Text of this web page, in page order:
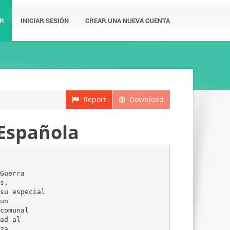
INICIAR SESIÓN CREAR UNA NUEVA CUENTA
Download
Report